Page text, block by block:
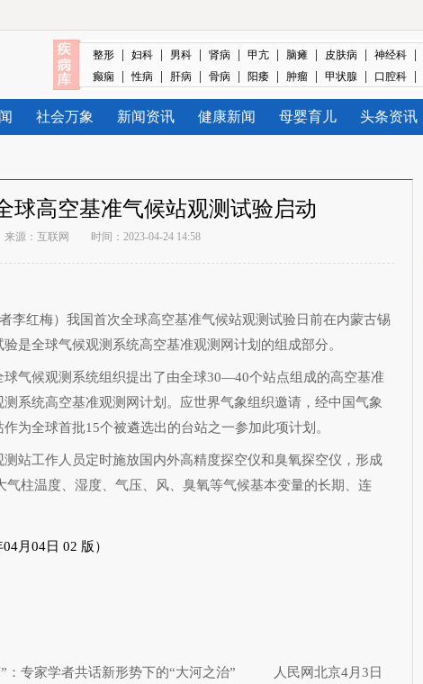
整形 | 妇科 | 男科 | 肾病 | 甲亢 | 脑瘫 | 皮肤病 | 神经科 |
癫痫
| 性病 | 肝病 | 骨病 | 阳痿 | 肿瘤 | 甲状腺 | 口腔科 |
社会万象 新闻资讯 健康新闻 母婴育儿 头条资讯
球高空基准气候站观测试验启动
来源： 互联网 时间：2023-04-24 14:58
红梅）我国首次全球高空基准气候站观测试验日前在内蒙古锡
是全球气候观测系统高空基准观测网计划的组成部分。
候观测系统组织提出了由全球30—40个站点组成的高空基准
系统高空基准观测网计划。应世界气象组织邀请，经中国气象
为全球首批15个被遴选出的台站之一参加此项计划。
工作人员定时施放国内外高精度探空仪和臭氧探空仪，形成
柱温度、湿度、气压、风、臭氧等气候基本变量的长期、连
月04日 02 版）
：专家学者共话新形势下的“大河之治”
人民网北京4月3日